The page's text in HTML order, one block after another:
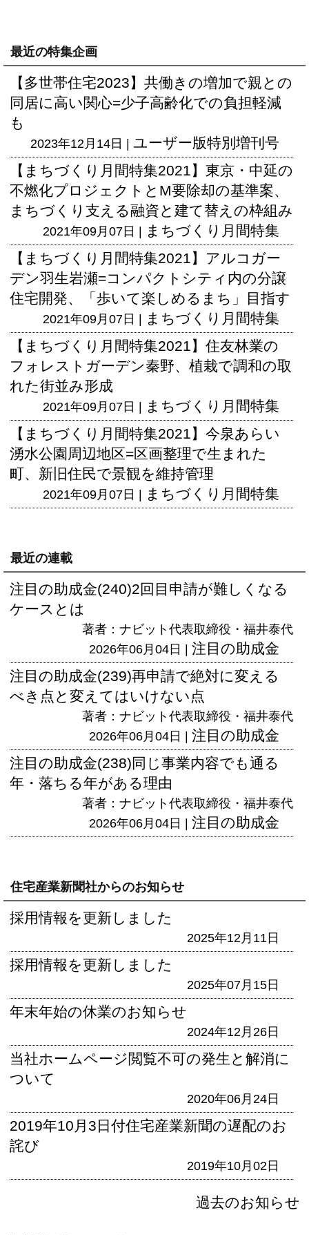
最近の特集企画
【多世帯住宅2023】共働きの増加で親との
同居に高い関心=少子高齢化での負担軽減
も
2023年12月14日 | ユーザー版特別増刊号
【まちづくり月間特集2021】東京・中延の
不燃化プロジェクトとM要除却の基準案、
まちづくり支える融資と建て替えの枠組み
2021年09月07日 |
まちづくり月間特集
【まちづくり月間特集2021】アルコガー
デン羽生岩瀬=コンパクトシティ内の分譲
住宅開発、「歩いて楽しめるまち」目指す
2021年09月07日 |
まちづくり月間特集
【まちづくり月間特集2021】住友林業の
フォレストガーデン秦野、植栽で調和の取
れた街並み形成
2021年09月07日 |
まちづくり月間特集
【まちづくり月間特集2021】今泉あらい
湧水公園周辺地区=区画整理で生まれた
町、新旧住民で景観を維持管理
2021年09月07日 | まちづくり月間特集
最近の連載
注目の助成金(240)2回目申請が難しくなる
ケースとは
著者：ナビット代表取締役・福井泰代
2026年06月04日 | 注目の助成金
注目の助成金(239)再申請で絶対に変える
べき点と変えてはいけない点
著者：ナビット代表取締役・福井泰代
2026年06月04日 | 注目の助成金
注目の助成金(238)同じ事業内容でも通る
年・落ちる年がある理由
著者：ナビット代表取締役・福井泰代
2026年06月04日 | 注目の助成金
住宅産業新聞社からのお知らせ
採用情報を更新しました
2025年12月11日
採用情報を更新しました
2025年07月15日
年末年始の休業のお知らせ
2024年12月26日
当社ホームページ閲覧不可の発生と解消に
ついて
2020年06月24日
2019年10月3日付住宅産業新聞の遅配のお
詫び
2019年10月02日
過去のお知らせ